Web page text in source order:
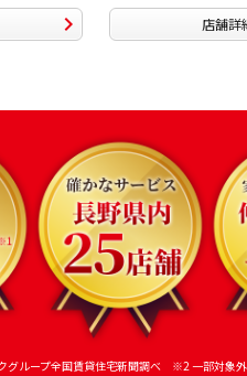
店舗詳
グループ全国賃貸住宅新聞調べ ※2 一部対象